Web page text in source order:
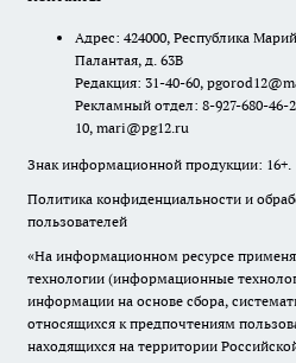
Адрес: 424000, Республика
Палантая, д. 63В
Редакция: 31-40-60,
Рекламный отдел: 8-927-680-46-
10, mari@pg12.ru
Знак информационной продукции: 16+.
Политика конфиденциальности и
пользователей
«На информационном ресурсе
технологии (информационные
информации на основе сбора,
относящихся к предпочтениям
находящихся на территории